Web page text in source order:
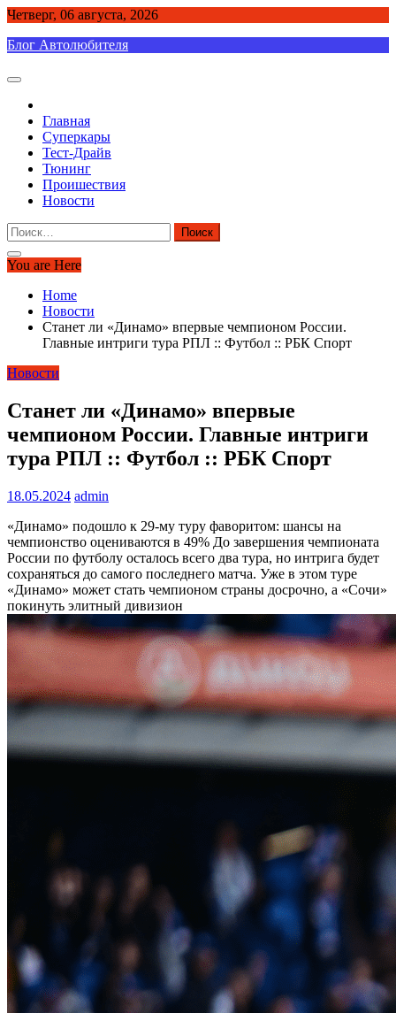
Skip
content
Четверг, 06 августа, 2026
Блог Автолюбителя
Главная
Суперкары
Тест-Драйв
Тюнинг
Проишествия
Новости
Найти:
You are Here
Home
Новости
Станет ли «Динамо» впервые чемпионом России.
Главные интриги тура РПЛ :: Футбол :: РБК Спорт
Новости
Станет ли «Динамо» впервые
чемпионом России. Главные интриги
тура РПЛ :: Футбол :: РБК Спорт
18.05.2024 admin
«Динамо» подошло к 29-му туру фаворитом: шансы на
чемпионство оцениваются в 49% До завершения чемпионата
России по футболу осталось всего два тура, но интрига будет
сохраняться до самого последнего матча. Уже в этом туре
«Динамо» может стать чемпионом страны досрочно, а «Сочи»
покинуть элитный дивизион